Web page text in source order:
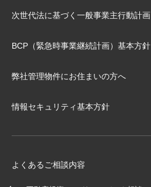
次世代法に基づく⼀般事業主⾏動計画
BCP（緊急時事業継続計画）基本⽅針
弊社管理物件にお住まいの⽅へ
情報セキュリティ基本方針
よくあるご相談内容